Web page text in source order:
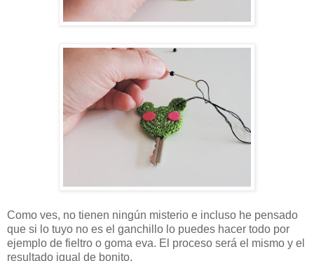
Como ves, no tienen ningún misterio e incluso he pensado
que si lo tuyo no es el ganchillo lo puedes hacer todo por
ejemplo de fieltro o goma eva. El proceso será el mismo y el
resultado igual de bonito.